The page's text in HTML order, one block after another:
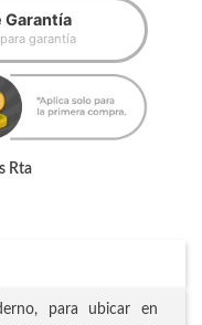
Garantía
garantía
Rta
para ubicar en